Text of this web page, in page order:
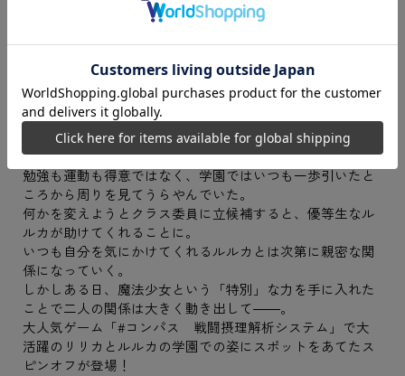
“レットウセイ”が新しい自分になるための魔法を
手に入れる物語。
「何か特別な才能が、一つでもあればいいのに……」
リリカは自分が「レットウセイ」だと思い悩んでいた。
勉強も運動も得意ではなく、学園ではいつも一歩引いたと
ころから周りを見てうらやんでいた。
何かを変えようとクラス委員に立候補すると、優等生なル
ルカが助けてくれることに。
いつも自分を気にかけてくれるルルカとは次第に親密な関
係になっていく。
しかしある日、魔法少女という「特別」な力を手に入れた
ことで二人の関係は大きく動き出して――。
大人気ゲーム「#コンパス 戦闘摂理解析システム」で大
活躍のリリカとルルカの学園での姿にスポットをあてたス
ピンオフが登場！